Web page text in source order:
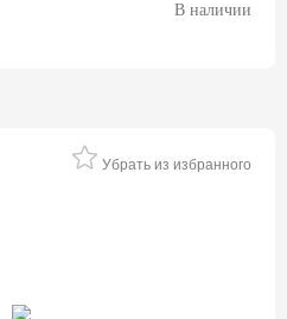
В наличии
Убрать из избранного